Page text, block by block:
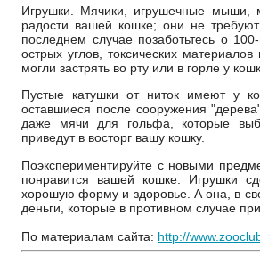
Игрушки. Мячики, игрушечные мыши,
радости вашей кошке; они не
последнем случае позаботьтесь о
острых углов, токсических
могли застрять во рту или в горле у
Пустые катушки от ниток имеют у
оставшиеся после сооружения
даже мячи для гольфа, которые
приведут в восторг вашу кошку.
Поэкспериментируйте с новыми
понравится вашей кошке. Игрушки
хорошую форму и здоровье. А она, в
деньги, которые в противном случае
По материалам сайта: http://